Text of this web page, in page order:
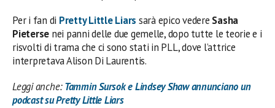
Per i fan di Pretty Little Liars sarà epico vedere Sasha
Pieterse nei panni delle due gemelle, dopo tutte le teorie e i
risvolti di trama che ci sono stati in PLL, dove l’attrice
interpretava Alison Di Laurentis.
Leggi anche:Tammin Sursok e Lindsey Shaw annunciano un
podcast su Pretty Little Liars